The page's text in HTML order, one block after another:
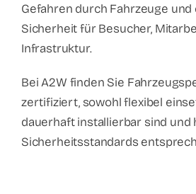
Gefahren durch Fahrzeuge und
Sicherheit für Besucher,
Infrastruktur.
Bei A2W finden Sie
zertifiziert, sowohl flexibel
dauerhaft installierbar sind und
Sicherheitsstandards